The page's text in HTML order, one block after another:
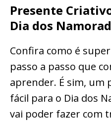
Presente
Dia dos
Confira como é
passo a passo que
aprender. É sim, um
fácil para o Dia dos
vai poder fazer com